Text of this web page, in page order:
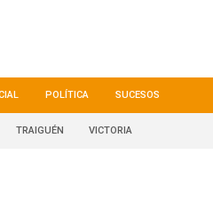
POLÍTICA SUCESOS
TRAIGUÉN VICTORIA